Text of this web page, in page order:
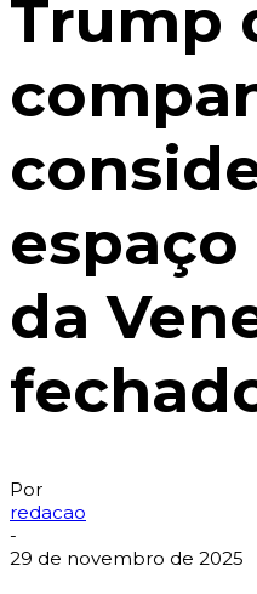
Trump
espaço
da
Por
redacao
-
29 de novembro de 2025